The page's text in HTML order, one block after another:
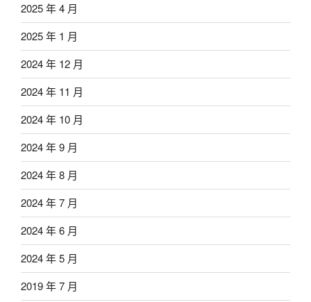
2025 年 4 月
2025 年 1 月
2024 年 12 月
2024 年 11 月
2024 年 10 月
2024 年 9 月
2024 年 8 月
2024 年 7 月
2024 年 6 月
2024 年 5 月
2019 年 7 月